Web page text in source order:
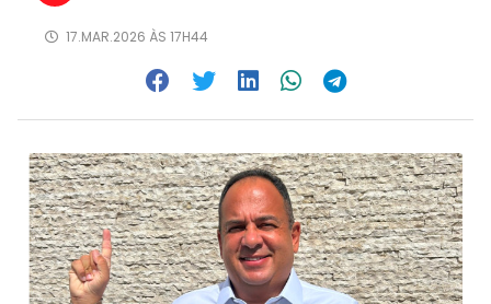
17.MAR.2026 ÀS 17H44